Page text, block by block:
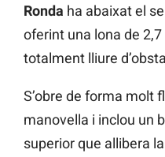
Ronda ha abaixat el
oferint una lona de
totalment lliure
S’obre de forma molt
manovella i inclou un
superior que allibera